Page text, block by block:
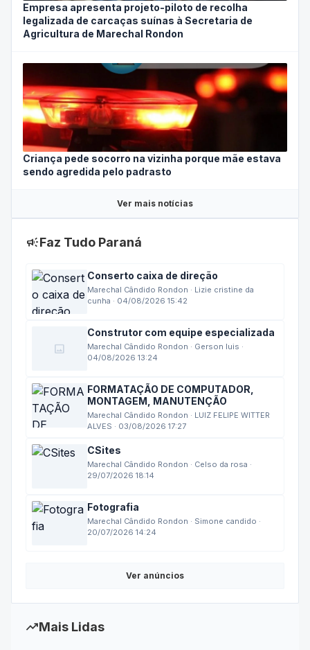
Empresa apresenta projeto-piloto de recolha
legalizada de carcaças suínas à Secretaria de
Agricultura de Marechal Rondon
Criança pede socorro na vizinha porque mãe estava
sendo agredida pelo padrasto
Ver mais notícias
campaignFaz Tudo Paraná
Conserto caixa de direção
Marechal Cândido Rondon · Lizie cristine da
cunha · 04/08/2026 15:42
image
Construtor com equipe especializada
Marechal Cândido Rondon · Gerson luis ·
04/08/2026 13:24
FORMATAÇÃO DE COMPUTADOR,
MONTAGEM, MANUTENÇÃO
Marechal Cândido Rondon · LUIZ FELIPE WITTER
ALVES · 03/08/2026 17:27
CSites
Marechal Cândido Rondon · Celso da rosa ·
29/07/2026 18:14
Fotografia
Marechal Cândido Rondon · Simone candido ·
20/07/2026 14:24
Ver anúncios
trending_upMais Lidas